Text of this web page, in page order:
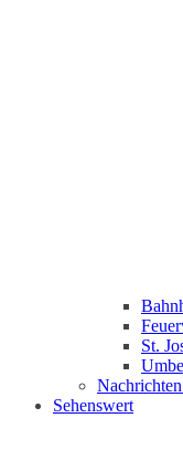
St.
Sehenswert